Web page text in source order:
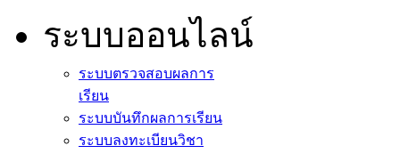
ระบบออนไลน์
ระบบตรวจสอบผลการ
เรียน
ระบบบันทึกผลการเรียน
ระบบลงทะเบียนวิชา